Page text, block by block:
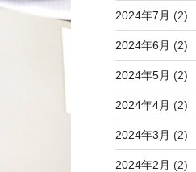
2024年7月 (2)
2024年6月 (2)
2024年5月 (2)
2024年4月 (2)
2024年3月 (2)
2024年2月 (2)